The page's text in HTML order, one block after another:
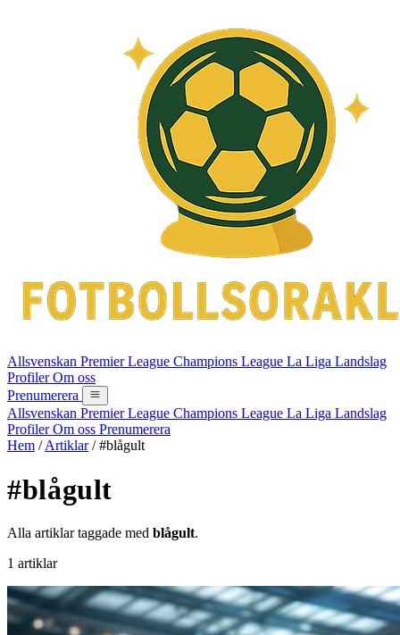
Allsvenskan Premier League Champions League La Liga Landslag
ProfilerOm oss
Prenumerera
Allsvenskan Premier League Champions League La Liga Landslag
ProfilerOm oss Prenumerera
Hem / Artiklar / #blågult
#blågult
Alla artiklar taggade med blågult.
1 artiklar